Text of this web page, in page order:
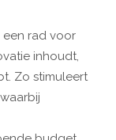
een rad voor
inhoudt,
Zo stimuleert